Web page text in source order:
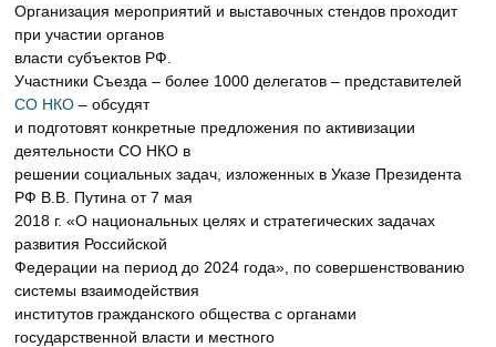
Организация мероприятий и выставочных стендов проходит
при участии органов
власти субъектов РФ.
Участники Съезда – более 1000 делегатов – представителей
СО НКО – обсудят
и подготовят конкретные предложения по активизации
деятельности СО НКО в
решении социальных задач, изложенных в Указе Президента
РФ В.В. Путина от 7 мая
2018 г. «О национальных целях и стратегических задачах
развития Российской
Федерации на период до 2024 года», по совершенствованию
системы взаимодействия
институтов гражданского общества с органами
государственной власти и местного